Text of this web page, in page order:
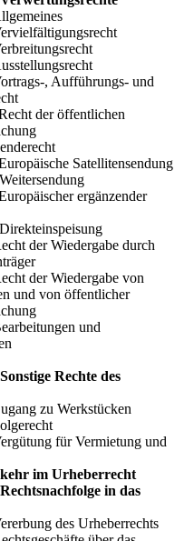
, Aufführungs- und
der öffentlichen
Satellitensendung
ergänzender
der Wiedergabe durch
der Wiedergabe von
und von öffentlicher
und
Rechte des
zu Werkstücken
für Vermietung und
im Urheberrecht
in das
des Urheberrechts